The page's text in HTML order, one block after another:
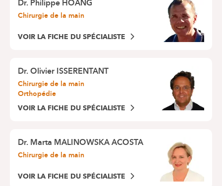
Dr.Philippe HOANG
Chirurgie de la main
VOIR LA FICHE DU SPÉCIALISTE
Dr.Olivier ISSERENTANT
Chirurgie de la main
Orthopédie
VOIR LA FICHE DU SPÉCIALISTE
Dr.Marta MALINOWSKA ACOSTA
Chirurgie de la main
VOIR LA FICHE DU SPÉCIALISTE